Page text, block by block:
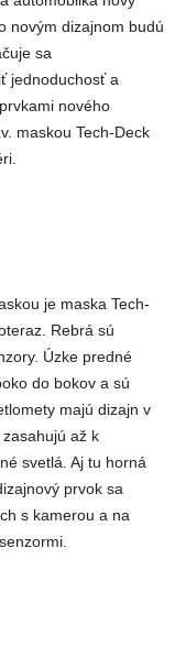
novým dizajnom budú
sa
jednoduchosť a
nového
maskou Tech-Deck
je maska Tech-
Rebrá sú
Úzke predné
do bokov a sú
majú dizajn v
až k
svetlá. Aj tu horná
prvok sa
s kamerou a na